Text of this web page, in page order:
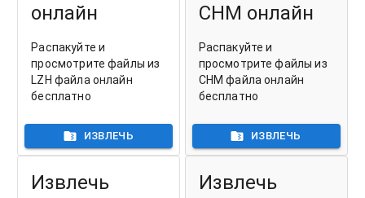
онлайн
Распакуйте и
просмотрите файлы из
LZH файла онлайн
бесплатно
ИЗВЛЕЧЬ
CHM онлайн
Распакуйте и
просмотрите файлы из
CHM файла онлайн
бесплатно
ИЗВЛЕЧЬ
Извлечь
Извлечь